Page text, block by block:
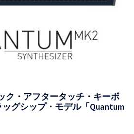
ク・アフタータッチ・キーボ
グシップ・モデル「Quantum